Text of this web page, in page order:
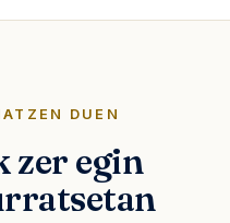
DUEN
zer egin